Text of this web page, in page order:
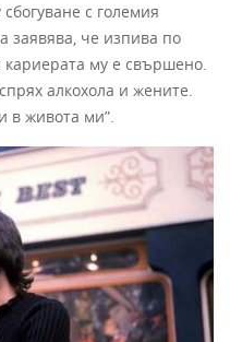
с големия
заявява, че изпива по
кариерата му е свършено.
алкохола и жените.
в живота ми”.